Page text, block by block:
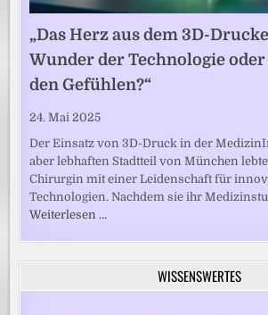
„Das Herz aus dem 3D-
Wunder der Technologie
den Gefühlen?“
24. Mai 2025
Der Einsatz von 3D-Druck in der
aber lebhaften Stadtteil von München
Chirurgin mit einer Leidenschaft für
Technologien. Nachdem sie ihr
Weiterlesen …
WISSENSWERTES